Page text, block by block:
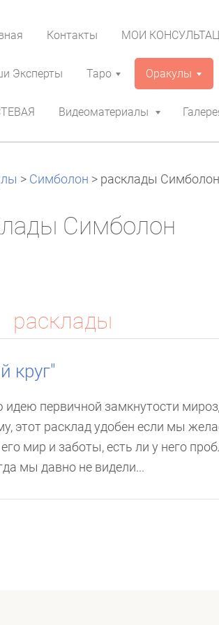
Контакты МОИ
Эксперты Таро Оракулы
Видеоматериалы
> Симболон > расклады Симболон
Симболон
расклады
круг"
первичной замкнутости
этот расклад удобен если мы
мир и заботы, есть ли у него
мы давно не видели...